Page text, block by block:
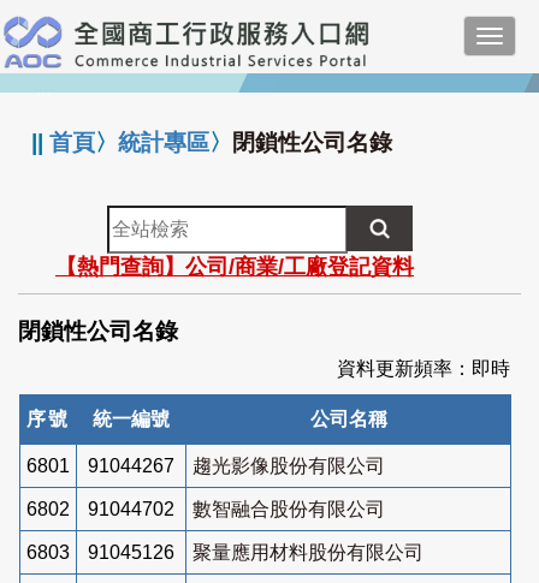
跳
到
主
要
:::
||首頁〉統計專區〉 閉鎖性公司名錄
全
站
檢
索
【熱門查詢】公司/商業/工廠登記資料
閉鎖性公司名錄
資料更新頻率：即時
序號 統一編號 公司名稱
6801 91044267 趨光影像股份有限公司
6802 91044702 數智融合股份有限公司
6803 91045126 聚量應用材料股份有限公司